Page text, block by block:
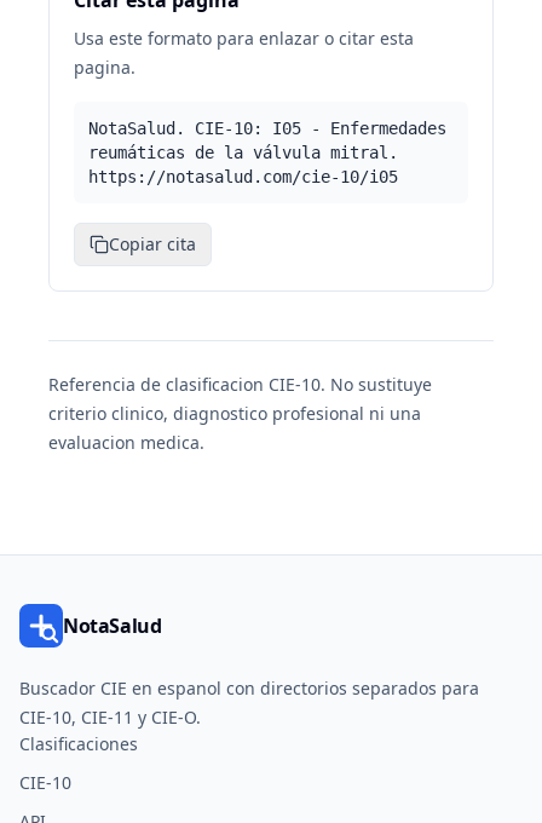
Usa este formato para enlazar o citar esta
pagina.
NotaSalud. CIE-10: I05 - Enfermedades
reumáticas de la válvula mitral.
https://notasalud.com/cie-10/i05
Copiar cita
Referencia de clasificacion CIE-10. No sustituye
criterio clinico, diagnostico profesional ni una
evaluacion medica.
NotaSalud
Buscador CIE en espanol con directorios separados para
CIE-10, CIE-11 y CIE-O.
Clasificaciones
CIE-10